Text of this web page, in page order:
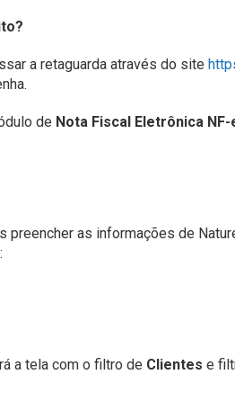
a retaguarda através do site
de Nota Fiscal Eletrônica NF-
preencher as informações de
a tela com o filtro de Clientes e